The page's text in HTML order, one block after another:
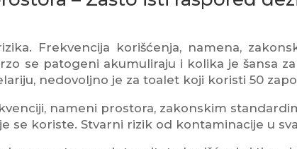
Frekvencija korišćenja, namena,
se patogeni akumuliraju i kolika je šansa
nedovoljno je za toalet koji koristi 50
nameni prostora, zakonskim
se koriste. Stvarni rizik od kontaminacije u